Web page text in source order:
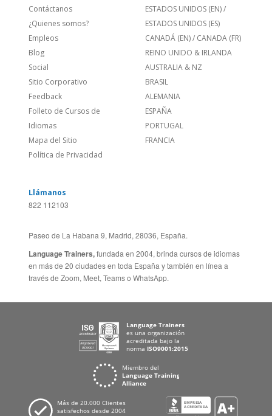
Links Relacionados
Contáctanos
¿Quienes somos?
Empleos
Blog
Social
Sitio Corporativo
Feedback
Mapa del Sitio
En todo el mundo
ESTADOS UNIDOS (EN)
ESTADOS UNIDOS (ES)
CANADÁ (EN)
REINO UNIDO & IRLANDA
AUSTRALIA & NZ
BRASIL
Llámanos
822 112103
en más de 20 ciudades en toda España y también en línea a
través de Zoom, Meet, Teams o WhatsApp.